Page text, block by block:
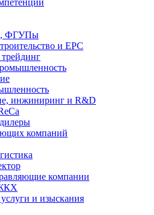
ФГУПы
и EPC
инжиниринг и R&D
компаний
компании
и изыскания